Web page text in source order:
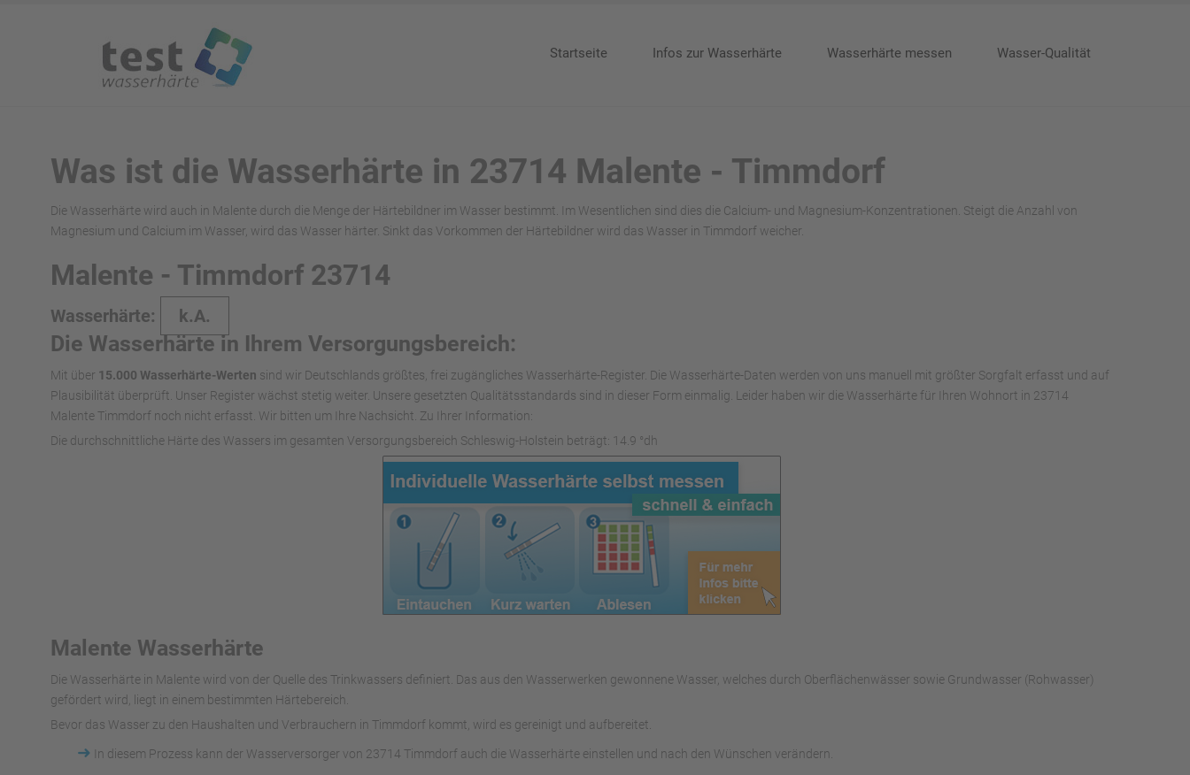
Startseite Infos zur Wasserhärte Wasserhärte messen Wasser-Qualität
Was ist die Wasserhärte in 23714 Malente - Timmdorf
Die Wasserhärte wird auch in Malente durch die Menge der Härtebildner im Wasser bestimmt. Im Wesentlichen sind dies die Calcium- und Magnesium-Konzentrationen. Steigt die Anzahl von
Magnesium und Calcium im Wasser, wird das Wasser härter. Sinkt das Vorkommen der Härtebildner wird das Wasser in Timmdorf weicher.
Malente - Timmdorf 23714
Wasserhärte: k.A.
Die Wasserhärte in Ihrem Versorgungsbereich:
Mit über 15.000 Wasserhärte-Werten sind wir Deutschlands größtes, frei zugängliches Wasserhärte-Register. Die Wasserhärte-Daten werden von uns manuell mit größter Sorgfalt erfasst und auf
Plausibilität überprüft. Unser Register wächst stetig weiter. Unsere gesetzten Qualitätsstandards sind in dieser Form einmalig. Leider haben wir die Wasserhärte für Ihren Wohnort in 23714
Malente Timmdorf noch nicht erfasst. Wir bitten um Ihre Nachsicht. Zu Ihrer Information:
Die durchschnittliche Härte des Wassers im gesamten Versorgungsbereich Schleswig-Holstein beträgt: 14.9 °dh
Malente Wasserhärte
Die Wasserhärte in Malente wird von der Quelle des Trinkwassers definiert. Das aus den Wasserwerken gewonnene Wasser, welches durch Oberflächenwässer sowie Grundwasser (Rohwasser)
gefördert wird, liegt in einem bestimmten Härtebereich.
Bevor das Wasser zu den Haushalten und Verbrauchern in Timmdorf kommt, wird es gereinigt und aufbereitet.
➜ In diesem Prozess kann der Wasserversorger von 23714 Timmdorf auch die Wasserhärte einstellen und nach den Wünschen verändern.